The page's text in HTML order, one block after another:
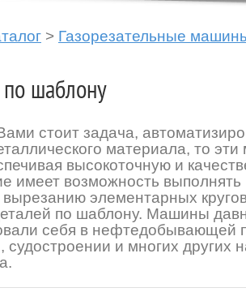
> Газорезательные
шаблону
стоит задача,
материала, то
высокоточную и
имеет возможность выполнять
элементарных
по шаблону. Машины
себя в нефтедобывающей
судостроении и многих других